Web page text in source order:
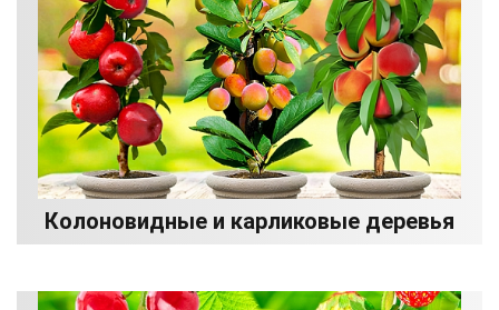
Колоновидные и карликовые деревья